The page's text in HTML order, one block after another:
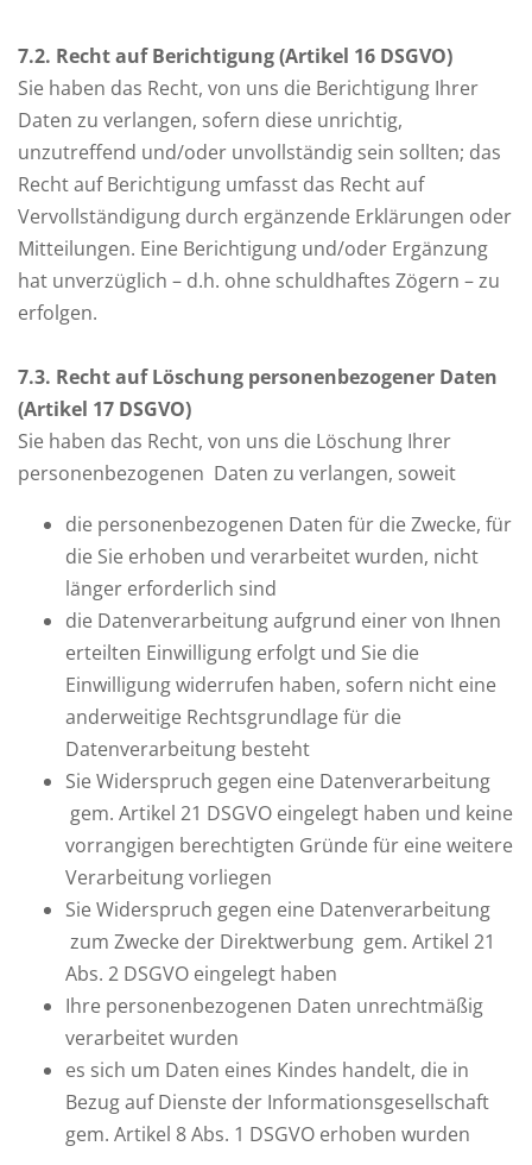
7.2. Recht auf Berichtigung (Artikel 16 DSGVO)
Sie haben das Recht, von uns die Berichtigung Ihrer
Daten zu verlangen, sofern diese unrichtig,
unzutreffend und/oder unvollständig sein sollten; das
Recht auf Berichtigung umfasst das Recht auf
Vervollständigung durch ergänzende Erklärungen oder
Mitteilungen. Eine Berichtigung und/oder Ergänzung
hat unverzüglich – d.h. ohne schuldhaftes Zögern – zu
erfolgen.
7.3. Recht auf Löschung personenbezogener Daten
(Artikel 17 DSGVO)
Sie haben das Recht, von uns die Löschung Ihrer
personenbezogenen Daten zu verlangen, soweit
die personenbezogenen Daten für die Zwecke, für
die Sie erhoben und verarbeitet wurden, nicht
länger erforderlich sind
die Datenverarbeitung aufgrund einer von Ihnen
erteilten Einwilligung erfolgt und Sie die
Einwilligung widerrufen haben, sofern nicht eine
anderweitige Rechtsgrundlage für die
Datenverarbeitung besteht
Sie Widerspruch gegen eine Datenverarbeitung
gem. Artikel 21 DSGVO eingelegt haben und keine
vorrangigen berechtigten Gründe für eine weitere
Verarbeitung vorliegen
Sie Widerspruch gegen eine Datenverarbeitung
zum Zwecke der Direktwerbung gem. Artikel 21
Abs. 2 DSGVO eingelegt haben
Ihre personenbezogenen Daten unrechtmäßig
verarbeitet wurden
es sich um Daten eines Kindes handelt, die in
Bezug auf Dienste der Informationsgesellschaft
gem. Artikel 8 Abs. 1 DSGVO erhoben wurden